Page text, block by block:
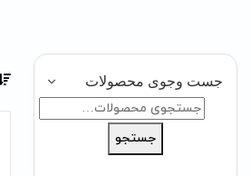
جست وجوی محصولات
جستجو
جستجو